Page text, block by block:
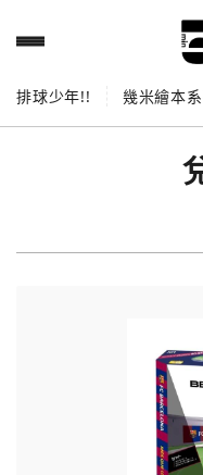
排球少年!! 幾米繪本